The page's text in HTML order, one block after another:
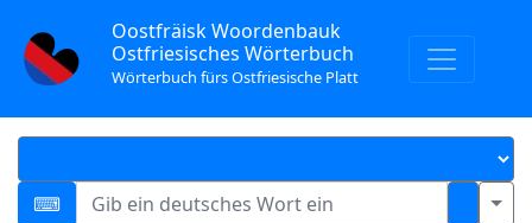
Oostfräisk Woordenbauk
Ostfriesisches Wörterbuch
Wörterbuch fürs Ostfriesische Platt